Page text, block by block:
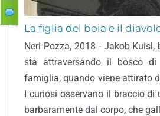
La figlia del boia e il
Neri Pozza, 2018 - Jakob
sta attraversando il bosco
famiglia, quando viene attirato
I curiosi osservano il braccio di
barbaramente dal corpo, che